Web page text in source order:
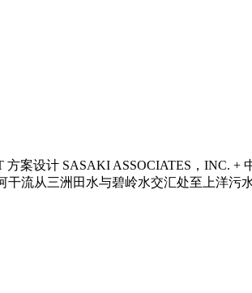
案设计 SASAKI ASSOCIATES，INC.
干流从三洲田水与碧岭水交汇处至上洋污